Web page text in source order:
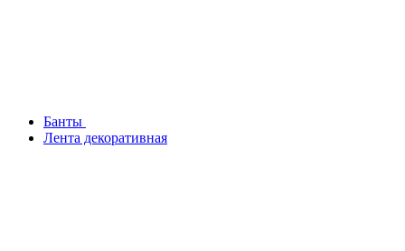
Банты
Лента декоративная